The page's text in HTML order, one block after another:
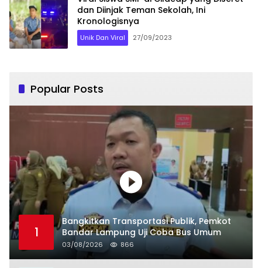
dan Diinjak Teman Sekolah, Ini
Kronologisnya
Unik Dan Viral 27/09/2023
Popular Posts
1
Bangkitkan Transportasi Publik, Pemkot
Bandar Lampung Uji Coba Bus Umum
03/08/2026 866